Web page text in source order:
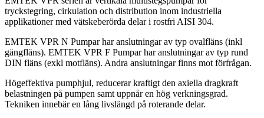
tryckstegring, cirkulation och distribution inom industriella
applikationer med vätskeberörda delar i rostfri AISI 304.
EMTEK VPR N Pumpar har anslutningar av typ ovalfläns (inkl
gängfläns). EMTEK VPR F Pumpar har anslutningar av typ rund
DIN fläns (exkl motfläns). Andra anslutningar finns mot förfrågan.
Högeffektiva pumphjul, reducerar kraftigt den axiella dragkraft
belastningen på pumpen samt uppnår en hög verkningsgrad.
Tekniken innebär en lång livslängd på roterande delar.